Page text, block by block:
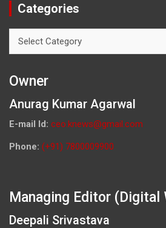
Categories
Owner
Anurag Kumar Agarwal
E-mail Id: ceo.knews@gmail.com
Phone: (+91) 7800009900
Managing Editor (Digital
Deepali Srivastava